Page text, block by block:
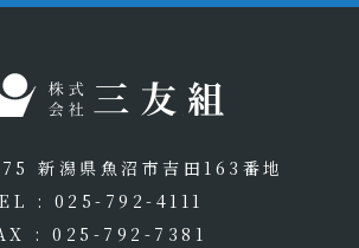
新潟県魚沼市吉田163番地
: 025-792-4111
: 025-792-7381